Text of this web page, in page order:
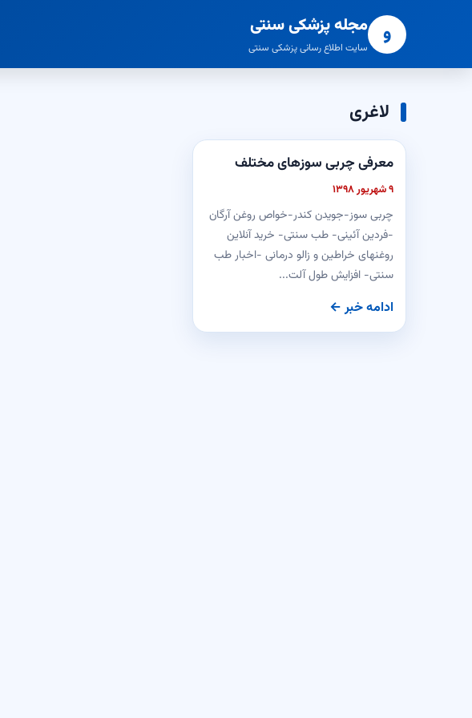
و مجله پزشکی سنتی
سایت اطلاع رسانی پزشکی سنتی
لاغری
معرفی چربی سوزهای مختلف
۹ شهریور ۱۳۹۸
چربی سوز-جویدن کندر-خواص روغن آرگان
-فردین آئینی- طب سنتی- خرید آنلاین
روغنهای خراطین و زالو درمانی -اخبار طب
سنتی- افزایش طول آلت...
ادامه خبر ←